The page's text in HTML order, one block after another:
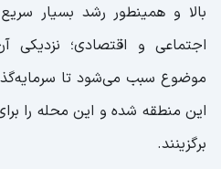
بالا و همینطور رشد بسیار
اجتماعی و اقتصادی؛
موضوع سبب می‌شود تا
این منطقه شده و این محله را
برگزینند.